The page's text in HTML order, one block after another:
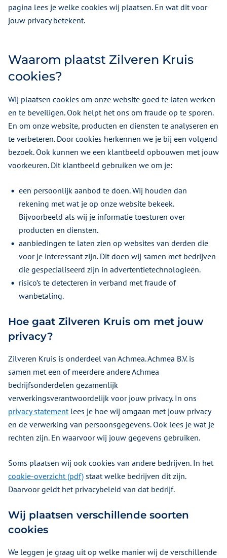
pagina lees je welke cookies wij plaatsen. En wat dit voor
jouw privacy betekent.
Waarom plaatst Zilveren Kruis
cookies?
Wij plaatsen cookies om onze website goed te laten werken
en te beveiligen. Ook helpt het ons om fraude op te sporen.
En om onze website, producten en diensten te analyseren en
te verbeteren. Door cookies herkennen we je bij een volgend
bezoek. Ook kunnen we een klantbeeld opbouwen met jouw
voorkeuren. Dit klantbeeld gebruiken we om je:
een persoonlijk aanbod te doen. Wij houden dan
rekening met wat je op onze website bekeek.
Bijvoorbeeld als wij je informatie toesturen over
producten en diensten.
aanbiedingen te laten zien op websites van derden die
voor je interessant zijn. Dit doen wij samen met bedrijven
die gespecialiseerd zijn in advertentietechnologieën.
risico’s te detecteren in verband met fraude of
wanbetaling.
Hoe gaat Zilveren Kruis om met jouw
privacy?
Zilveren Kruis is onderdeel van Achmea. Achmea B.V. is
samen met een of meerdere andere Achmea
bedrijfsonderdelen gezamenlijk
verwerkingsverantwoordelijk voor jouw privacy. In ons
privacy statementlees je hoe wij omgaan met jouw privacy
en de verwerking van persoonsgegevens. Ook lees je wat je
rechten zijn. En waarvoor wij jouw gegevens gebruiken.
Soms plaatsen wij ook cookies van andere bedrijven. In het
cookie-overzicht (pdf) staat welke bedrijven dit zijn.
Daarvoor geldt het privacybeleid van dat bedrijf.
Wij plaatsen verschillende soorten
cookies
We leggen je graag uit op welke manier wij de verschillende